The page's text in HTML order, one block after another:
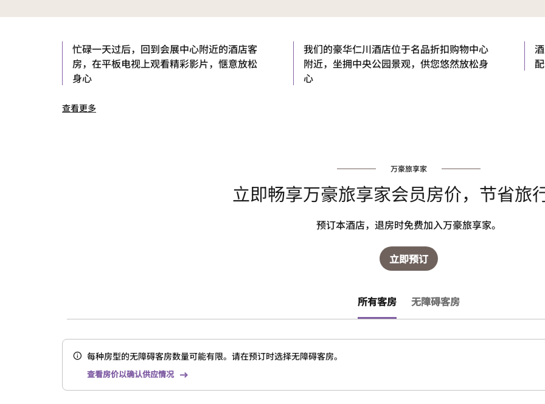
忙碌一天过后，回到会展中心附近的酒店客
房，在平板电视上观看精彩影片，惬意放松
身心
我们的豪华仁川酒店位于名品折扣购物中心
附近，坐拥中央公园景观，供您悠然放松身
心
查看更多
万豪旅享家
立即畅享万豪旅享家会员房价，节省旅
预订本酒店，退房时免费加入万豪旅享家。
立即预订
所有客房 无障碍客房
每种房型的无障碍客房数量可能有限。请在预订时选择无障碍客房。
查看房价以确认供应情况